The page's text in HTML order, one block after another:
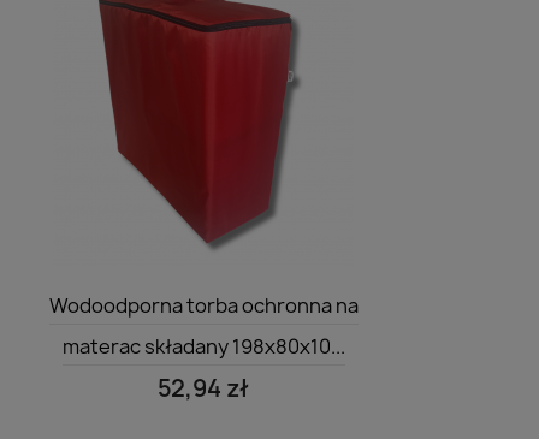
 Szybki podgląd
Wodoodporna torba ochronna na
materac składany 198x80x10...
52,94 zł